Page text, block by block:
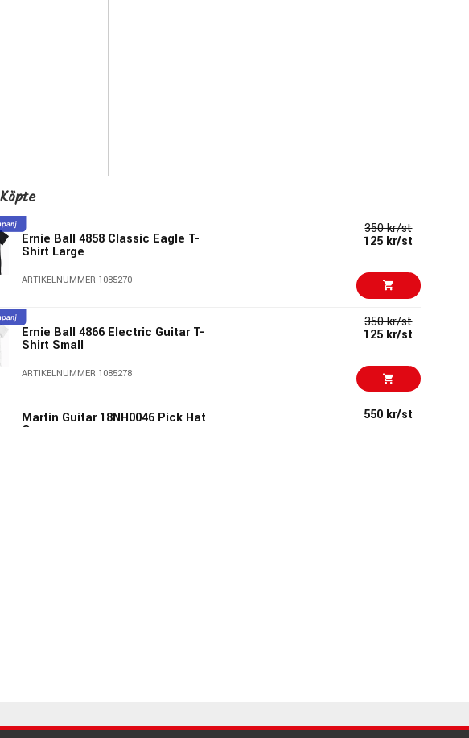
Ernie Ball 4858 Classic Eagle T-
Shirt Large
ARTIKELNUMMER 1085270
350 kr/st
125 kr/st
Ernie Ball 4866 Electric Guitar T-
Shirt Small
ARTIKELNUMMER 1085278
350 kr/st
125 kr/st
Martin Guitar 18NH0046 Pick Hat
Orange
550 kr/st